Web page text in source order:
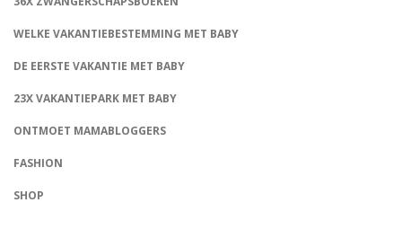
WELKE VAKANTIEBESTEMMING MET BABY
DE EERSTE VAKANTIE MET BABY
23X VAKANTIEPARK MET BABY
ONTMOET MAMABLOGGERS
FASHION
SHOP